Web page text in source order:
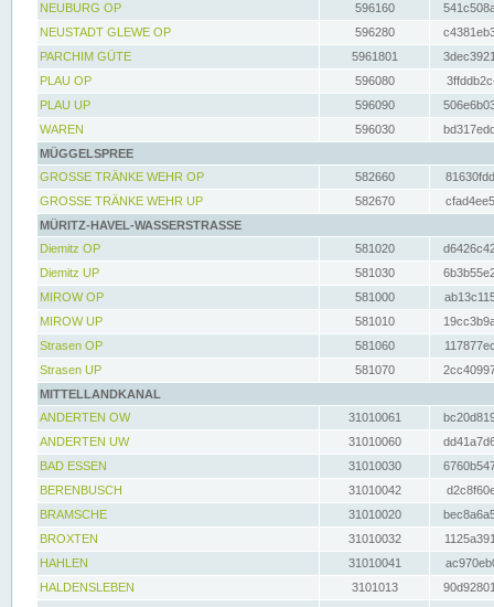
NEUBURG OP
596160
NEUSTADT GLEWE OP
596280
PARCHIM GÜTE
5961801
PLAU OP
596080
PLAU UP
596090
WAREN
596030
MÜGGELSPREE
GROSSE TRÄNKE WEHR OP
582660
GROSSE TRÄNKE WEHR UP
582670
MÜRITZ-HAVEL-WASSERSTRASSE
Diemitz OP
581020
Diemitz UP
581030
MIROW OP
581000
MIROW UP
581010
Strasen OP
581060
Strasen UP
581070
MITTELLANDKANAL
ANDERTEN OW
31010061
ANDERTEN UW
31010060
BAD ESSEN
31010030
BERENBUSCH
31010042
BRAMSCHE
31010020
BROXTEN
31010032
HAHLEN
31010041
HALDENSLEBEN
3101013